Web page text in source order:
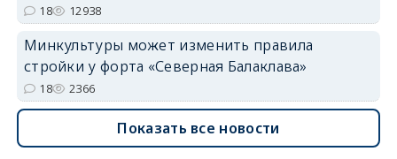
18 12938
Минкультуры может изменить правила
стройки у форта «Северная Балаклава»
18 2366
Показать все новости